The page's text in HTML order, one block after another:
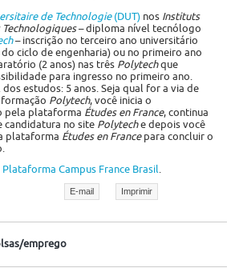
de Technologie(DUT) nos Instituts
– diploma nível tecnólogo
– inscrição no terceiro ano universitário
ciclo de engenharia) ou no primeiro ano
(2 anos) nas três Polytechque
para ingresso no primeiro ano.
estudos: 5 anos. Seja qual for a via de
formação Polytech, você inicia o
pela plataforma Études en France, continua
candidatura no site Polyteche depois você
plataforma Études en Francepara concluir o
Plataforma Campus France Brasil
E-mail Imprimir
emprego